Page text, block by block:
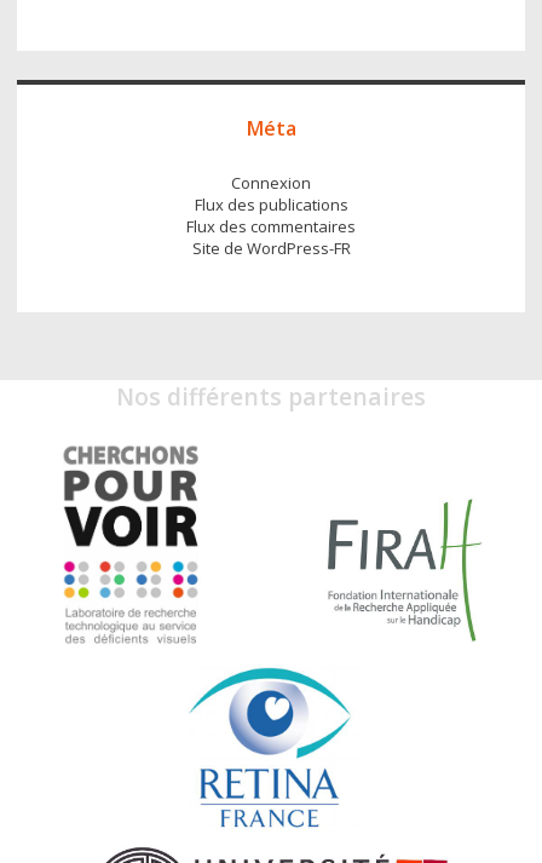
Méta
Connexion
Flux des publications
Flux des commentaires
Site de WordPress-FR
Nos différents partenaires